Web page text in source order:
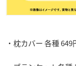
・枕カバー 各種 649